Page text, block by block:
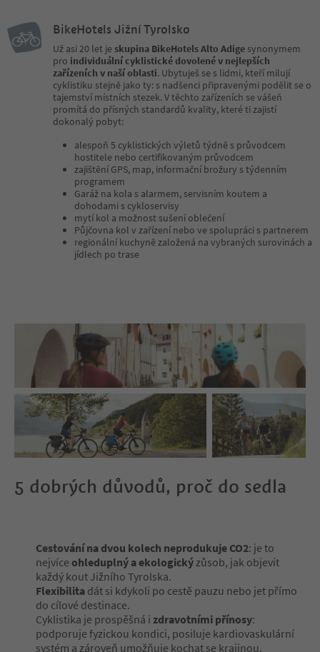
BikeHotels Jižní Tyrolsko
Už asi 20 let je skupina BikeHotels Alto Adige synonymem
pro individuální cyklistické dovolené v nejlepších
zařízeních v naší oblasti. Ubytuješ se s lidmi, kteří milují
cyklistiku stejně jako ty: s nadšenci připravenými podělit se o
tajemství místních stezek. V těchto zařízeních se vášeň
promítá do přísných standardů kvality, které ti zajistí
dokonalý pobyt:
alespoň 5 cyklistických výletů týdně s průvodcem
hostitele nebo certifikovaným průvodcem
zajištění GPS, map, informační brožury s týdenním
programem
Garáž na kola s alarmem, servisním koutem a
dohodami s cykloservisy
mytí kol a možnost sušení oblečení
Půjčovna kol v zařízení nebo ve spolupráci s partnerem
regionální kuchyně založená na vybraných surovinách a
jídlech po trase
5 dobrých důvodů, proč do sedla
Cestování na dvou kolech neprodukuje CO2: je to
nejvíce ohleduplný a ekologický zůsob, jak objevit
každý kout Jižního Tyrolska.
Flexibilita dát si kdykoli po cestě pauzu nebo jet přímo
do cílové destinace.
Cyklistika je prospěšná i zdravotními přínosy:
podporuje fyzickou kondici, posiluje kardiovaskulární
systém a zároveň umožňuje kochat se krajinou.